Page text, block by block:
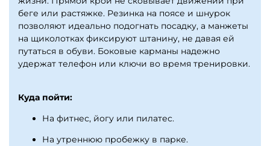
беге или растяжке. Резинка на поясе и шнурок
позволяют идеально подогнать посадку, а манжеты
на щиколотках фиксируют штанину, не давая ей
путаться в обуви. Боковые карманы надежно
удержат телефон или ключи во время тренировки.
Куда пойти:
На фитнес, йогу или пилатес.
На утреннюю пробежку в парке.